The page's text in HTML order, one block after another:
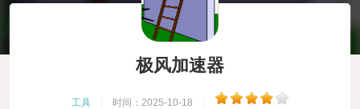
极风加速器
工具 时间：2025-10-18